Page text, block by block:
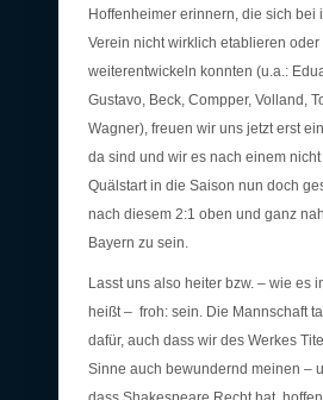
Hoffenheimer erinnern, die sich bei
Verein nicht wirklich etablieren oder
weiterentwickeln konnten (u.a.:
Gustavo, Beck, Compper, Volland,
Wagner), freuen wir uns jetzt erst
da sind und wir es nach einem
Quälstart in die Saison nun doch
nach diesem 2:1 oben und ganz
Bayern zu sein.
Lasst uns also heiter bzw. – wie es
heißt – froh: sein. Die Mannschaft
dafür, auch dass wir des Werkes
Sinne auch bewundernd meinen –